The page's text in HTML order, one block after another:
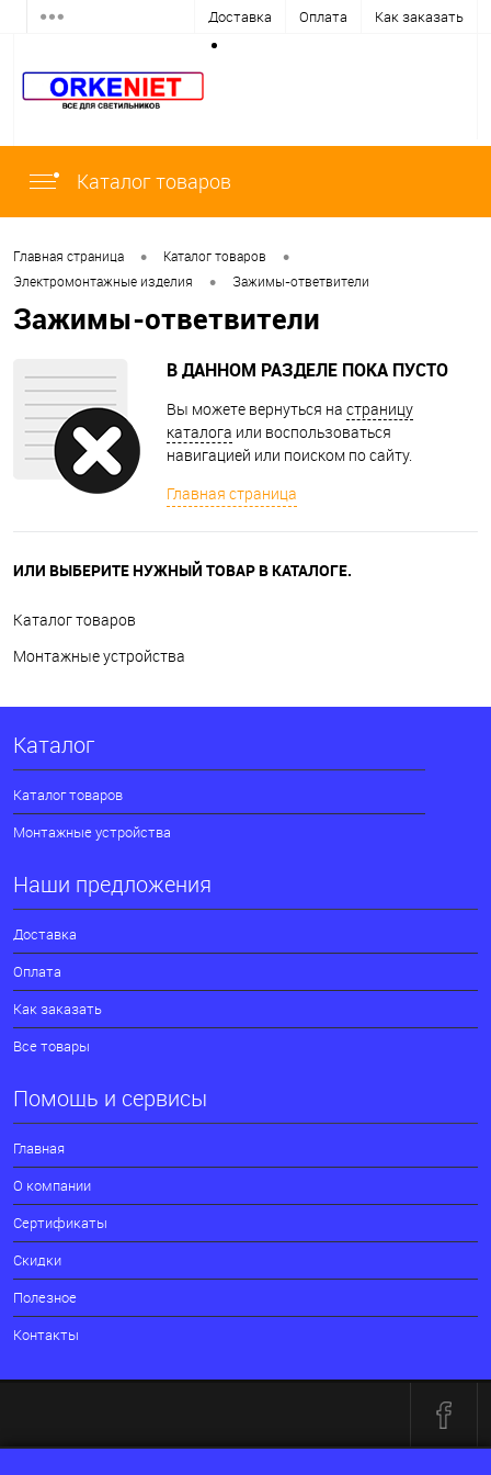
Доставка Оплата Как заказать
Каталог товаров
Главная страница • Каталог товаров •
Электромонтажные изделия • Зажимы-ответвители
Зажимы-ответвители
В ДАННОМ РАЗДЕЛЕ ПОКА ПУСТО
Вы можете вернуться на страницу
каталога или воспользоваться
навигацией или поиском по сайту.
Главная страница
ИЛИ ВЫБЕРИТЕ НУЖНЫЙ ТОВАР В КАТАЛОГЕ.
Каталог товаров
Монтажные устройства
Каталог
Каталог товаров
Монтажные устройства
Наши предложения
Доставка
Оплата
Как заказать
Все товары
Помощь и сервисы
Главная
О компании
Сертификаты
Скидки
Полезное
Контакты